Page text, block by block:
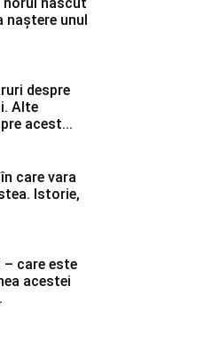
naștere unul
despre
Alte
acest...
care vara
Istorie,
care este
acestei